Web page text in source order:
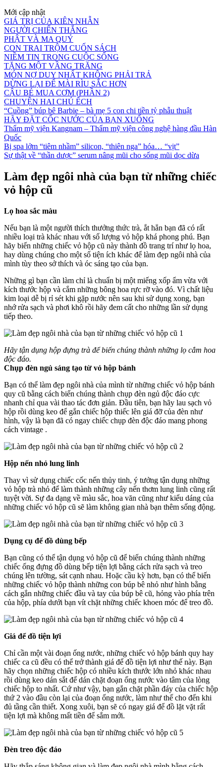
Mới cập nhật
GIÁ TRỊ CỦA KIÊN NHẪN
NGƯỜI CHIẾN THẮNG
PHẬT VÀ MA QUỶ
CON TRAI TRỘM CUỐN SÁCH
NIỀM TIN TRONG CUỘC SỐNG
TẶNG MỘT VẦNG TRĂNG
MÓN NỢ DUY NHẤT KHÔNG PHẢI TRẢ
DỪNG LẠI ĐỂ MÀI RÌU SẮC HƠN
CẬU BÉ MUA CƠM (PHẦN 2)
CHUYỆN HAI CHÚ ẾCH
“Cuồng” búp bê Barbie – bà mẹ 5 con chi tiền tỷ phẫu thuật
HÃY ĐẶT CỐC NƯỚC CỦA BẠN XUỐNG
Thẩm mỹ viện Kangnam – Thẩm mỹ viện công nghệ hàng đầu Hàn
Quốc
Bị spa lởm “tiêm nhầm” silicon, “thiên nga” hóa… “vịt”
Sự thật về “thần dược” serum nâng mũi cho sống mũi dọc dừa
Làm đẹp ngôi nhà của bạn từ những chiếc
vỏ hộp cũ
Lọ hoa sắc màu
Nếu bạn là một người thích thưởng thức trà, ắt hẳn bạn đã có rất
nhiều loại trà khác nhau với số lượng vỏ hộp khá phong phú. Bạn
hãy biến những chiếc vỏ hộp cũ này thành đồ trang trí như lọ hoa,
hay dùng chúng cho một số tiện ích khác để làm đẹp ngôi nhà của
mình tùy theo sở thích và óc sáng tạo của bạn.
Những gì bạn cần làm chỉ là chuẩn bị một miếng xốp ẩm vừa với
kích thước hộp và cắm những bông hoa rực rỡ vào đó. Vì chất liệu
kim loại dễ bị rỉ sét khi gặp nước nên sau khi sử dụng xong, bạn
nhớ rửa sạch và phơi khô rồi hãy đem cất cho những lần sử dụng
tiếp theo.
Hãy tận dụng hộp đựng trà để biến chúng thành những lọ cắm hoa
độc đáo.
Chụp đèn ngủ sáng tạo từ vỏ hộp bánh
Bạn có thể làm đẹp ngôi nhà của mình từ những chiếc vỏ hộp bánh
quy cũ bằng cách biến chúng thành chụp đèn ngủ độc đáo cực
nhanh chỉ qua vài thao tác đơn giản. Đầu tiên, bạn hãy lau sạch vỏ
hộp rồi dùng keo để gắn chiếc hộp thiếc lên giá đỡ của đèn như
hình, vậy là bạn đã có ngay chiếc chụp đèn độc đáo mang phong
cách vintage .
Hộp nến nhỏ lung linh
Thay vì sử dụng chiếc cốc nến thủy tinh, ý tưởng tận dụng những
vỏ hộp trà nhỏ để làm thành những cây nến thơm lung linh cũng rất
tuyệt vời. Sự đa dạng về màu sắc, hoa văn cũng như kiểu dáng của
những chiếc vỏ hộp cũ sẽ làm không gian nhà bạn thêm sống động.
Dụng cụ để đồ dùng bếp
Bạn cũng có thể tận dụng vỏ hộp cũ để biến chúng thành những
chiếc ống đựng đồ dùng bếp tiện lợi bằng cách rửa sạch và treo
chúng lên tường, sát cạnh nhau. Hoặc cầu kỳ hơn, bạn có thể biến
những chiếc vỏ hộp thành những con búp bê nhỏ như hình bằng
cách gắn những chiếc đầu và tay của búp bê cũ, hỏng vào phía trên
của hộp, phía dưới bạn vít chặt những chiếc khoen móc để treo đồ.
Giá để đồ tiện lợi
Chỉ cần một vài đoạn ống nước, những chiếc vỏ hộp bánh quy hay
chiếc ca cũ đều có thể trở thành giá để đồ tiện lợi như thế này. Bạn
hãy chọn những chiếc hộp có nhiều kích thước lớn nhỏ khác nhau
rồi dùng keo dán sắt để dán chặt đoạn ống nước vào tâm của lòng
chiếc hộp to nhất. Cứ như vậy, bạn gắn chặt phần đáy của chiếc hộp
thứ 2 vào đầu còn lại của đoạn ống nước, làm như thế cho đến khi
đủ tầng cần thiết. Xong xuôi, bạn sẽ có ngay giá để đồ lặt vặt rất
tiện lợi mà không mất tiền để sắm mới.
Đèn treo độc đáo